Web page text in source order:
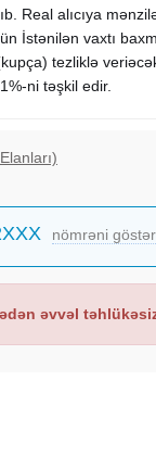
Real alıcıya
İstənilən vaxtı
tezliklə
ni təşkil edir.
nömrəni göstər
əvvəl